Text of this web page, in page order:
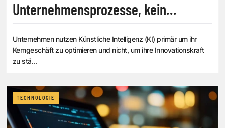
Unternehmensprozesse, kein
Unternehmen nutzen Künstliche Intelligenz (KI) primär um ihr
Kerngeschäft zu optimieren und nicht, um ihre Innovationskraft
zu stä...
TECHNOLOGIE